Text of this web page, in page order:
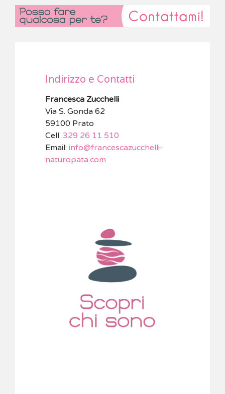
Indirizzo e Contatti
Francesca Zucchelli
Via S. Gonda 62
59100 Prato
Cell. 329 26 11 510
Email: info@francescazucchelli-
naturopata.com